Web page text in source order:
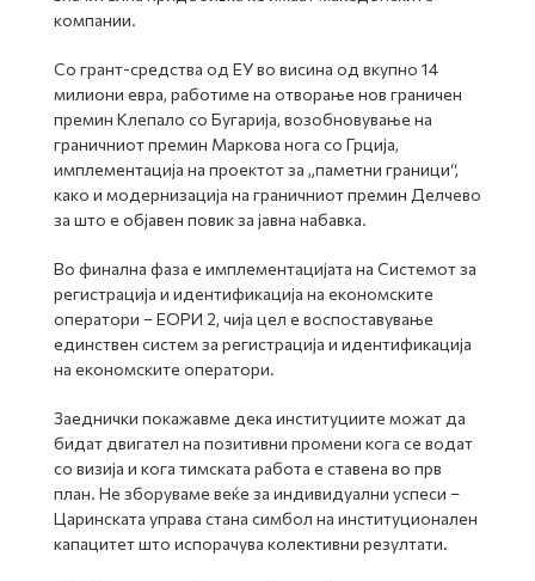
компании.
Со грант-средства од ЕУ во висина од вкупно 14
милиони евра, работиме на отворање нов граничен
премин Клепало со Бугарија, возобновување на
граничниот премин Маркова нога со Грција,
имплементација на проектот за „паметни граници“,
како и модернизација на граничниот премин Делчево
за што е објавен повик за јавна набавка.
Во финална фаза е имплементацијата на Системот за
регистрација и идентификација на економските
оператори – ЕОРИ 2, чија цел е воспоставување
единствен систем за регистрација и идентификација
на економските оператори.
Заеднички покажавме дека институциите можат да
бидат двигател на позитивни промени кога се водат
со визија и кога тимската работа е ставена во прв
план. Не зборуваме веќе за индивидуални успеси –
Царинската управа стана симбол на институционален
капацитет што испорачува колективни резултати.